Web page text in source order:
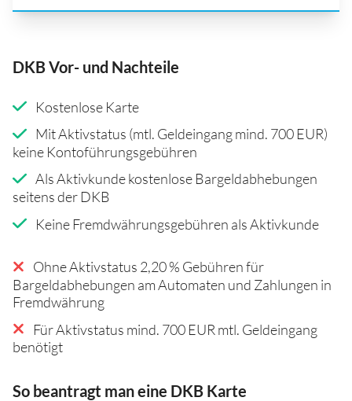
DKB Vor- und Nachteile
Kostenlose Karte
Mit Aktivstatus (mtl. Geldeingang mind. 700 EUR)
keine Kontoführungsgebühren
Als Aktivkunde kostenlose Bargeldabhebungen
seitens der DKB
Keine Fremdwährungsgebühren als Aktivkunde
Ohne Aktivstatus 2,20 % Gebühren für
Bargeldabhebungen am Automaten und Zahlungen in
Fremdwährung
Für Aktivstatus mind. 700 EUR mtl. Geldeingang
benötigt
So beantragt man eine DKB Karte